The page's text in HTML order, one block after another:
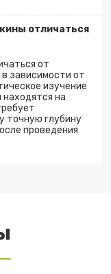
отличаться
от
зависимости от
изучение
на
точную глубину
проведения